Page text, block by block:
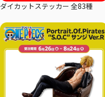
ダイカットステッカー 全83種